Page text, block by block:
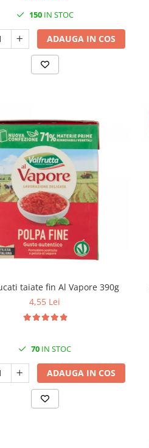
150IN STOC
ADAUGA IN COS
taiate fin Al Vapore 390g
4,55 Lei
70 IN STOC
ADAUGA IN COS